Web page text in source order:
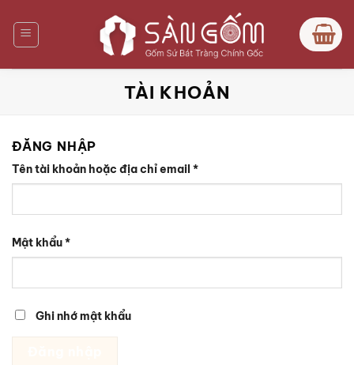
qua
nội
dung
TÀI KHOẢN
ĐĂNG NHẬP
Tên tài khoản hoặc địa chỉ email *Bắt
buộc
Mật khẩu*Bắt
buộc
Ghi nhớ mật khẩu